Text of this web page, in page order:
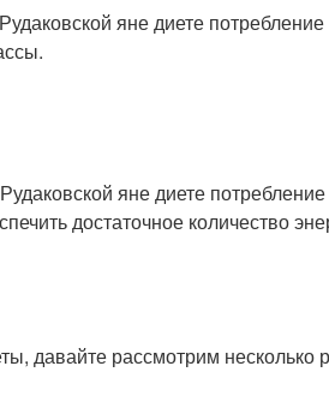
яне диете потребление
яне диете
достаточное количество
давайте рассмотрим несколько